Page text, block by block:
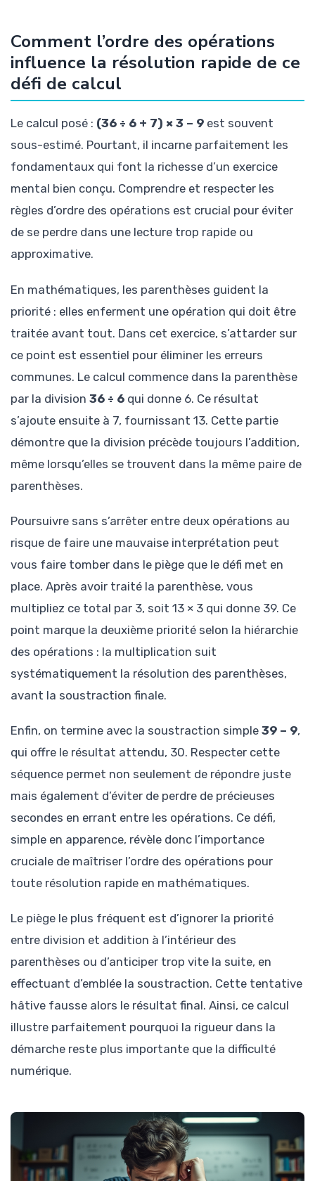
Comment l’ordre des opérations
influence la résolution rapide de ce
défi de calcul
Le calcul posé : (36 ÷ 6 + 7) × 3 – 9 est souvent
sous-estimé. Pourtant, il incarne parfaitement les
fondamentaux qui font la richesse d’un exercice
mental bien conçu. Comprendre et respecter les
règles d’ordre des opérations est crucial pour éviter
de se perdre dans une lecture trop rapide ou
approximative.
En mathématiques, les parenthèses guident la
priorité : elles enferment une opération qui doit être
traitée avant tout. Dans cet exercice, s’attarder sur
ce point est essentiel pour éliminer les erreurs
communes. Le calcul commence dans la parenthèse
par la division 36 ÷ 6 qui donne 6. Ce résultat
s’ajoute ensuite à 7, fournissant 13. Cette partie
démontre que la division précède toujours l’addition,
même lorsqu’elles se trouvent dans la même paire de
parenthèses.
Poursuivre sans s’arrêter entre deux opérations au
risque de faire une mauvaise interprétation peut
vous faire tomber dans le piège que le défi met en
place. Après avoir traité la parenthèse, vous
multipliez ce total par 3, soit 13 × 3 qui donne 39. Ce
point marque la deuxième priorité selon la hiérarchie
des opérations : la multiplication suit
systématiquement la résolution des parenthèses,
avant la soustraction finale.
Enfin, on termine avec la soustraction simple 39 – 9,
qui offre le résultat attendu, 30. Respecter cette
séquence permet non seulement de répondre juste
mais également d’éviter de perdre de précieuses
secondes en errant entre les opérations. Ce défi,
simple en apparence, révèle donc l’importance
cruciale de maîtriser l’ordre des opérations pour
toute résolution rapide en mathématiques.
Le piège le plus fréquent est d’ignorer la priorité
entre division et addition à l’intérieur des
parenthèses ou d’anticiper trop vite la suite, en
effectuant d’emblée la soustraction. Cette tentative
hâtive fausse alors le résultat final. Ainsi, ce calcul
illustre parfaitement pourquoi la rigueur dans la
démarche reste plus importante que la difficulté
numérique.